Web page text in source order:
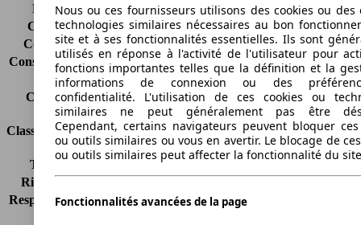
Émissions de CO2*
117 g/km (komb.)
Consommation (ville)
5.1 l/100km
Consommation (route)
4.9 l/100km
Consommation (combinée)* 5.0 l/100km
Classe d'émissions
Euro 6
Capacité du réservoir
56 l
Classes d'assurance
Tous risques
Risques partiels
Responsabilité civile -
Nous ou ces fournisseurs utilisons des cookies ou des
technologies similaires nécessaires au bon
site et à ses fonctionnalités essentielles. Ils sont
utilisés en réponse à l'activité de l'utilisateur pour
fonctions importantes telles que la définition et la
informations de connexion ou des
confidentialité. L'utilisation de ces cookies ou
similaires ne peut généralement pas être
Cependant, certains navigateurs peuvent bloquer ces
ou outils similaires ou vous en avertir. Le blocage de
ou outils similaires peut affecter la fonctionnalité du
Fonctionnalités avancées de la page